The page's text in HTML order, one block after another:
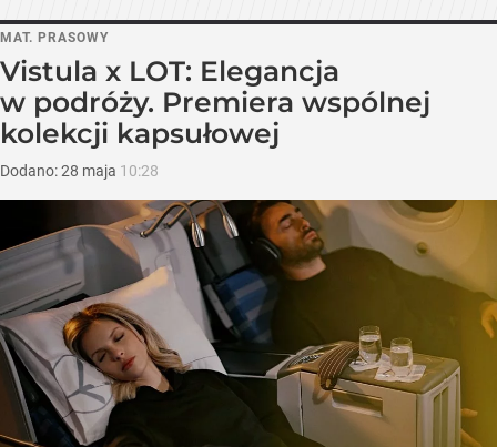
MAT. PRASOWY
Vistula x LOT: Elegancja
w podróży. Premiera wspólnej
kolekcji kapsułowej
Dodano:28 maja 10:28